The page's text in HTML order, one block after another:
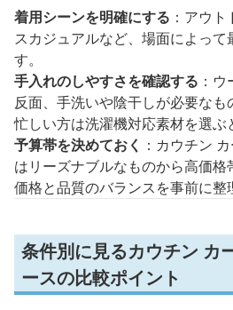
着用シーンを明確にする ：アウ
スカジュアルなど、場面によって
す。
手入れのしやすさを確認する ：
反面、手洗いや陰干しが必要なも
忙しい方は洗濯機対応素材を選ぶ
予算帯を決めておく ：カウチン
はリーズナブルなものから高価格
価格と品質のバランスを事前に整
条件別に見るカウチン カ
ースの比較ポイント